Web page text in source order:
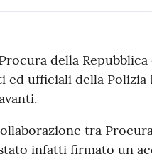
della
ed ufficiali della Polizia
tra
infatti firmato un